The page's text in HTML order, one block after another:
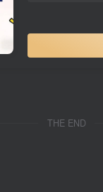
THE END